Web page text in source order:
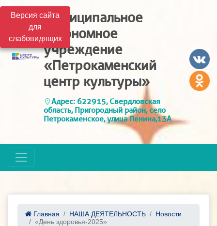
Версия сайта
для
слабовидящих
Муниципальное
автономное
учреждение
«Петрокаменский
центр культуры»
Адрес: 622915, Свердловская
область, Пригородный район, село
Петрокаменское, улица Ленина,13А
Главная НАША ДЕЯТЕЛЬНОСТЬ
Новости
«День здоровья-2025»